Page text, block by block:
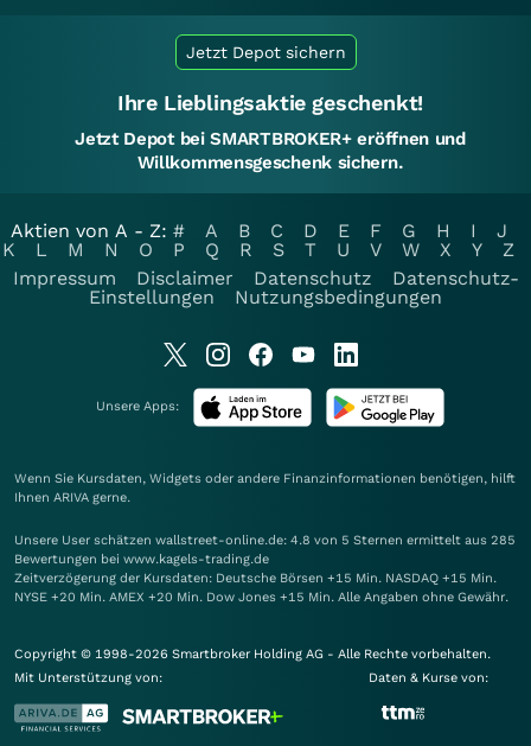
Jetzt Depot sichern
Ihre Lieblingsaktie geschenkt!
Jetzt Depot bei SMARTBROKER+ eröffnen und
Willkommensgeschenk sichern.
Aktien von A - Z: # A B C D E F G H I
J
K
L M N O P Q R S T U V W X Y
Z
Impressum
Disclaimer Datenschutz
Datenschutz-
Einstellungen
Nutzungsbedingungen
Unsere Apps:
Wenn Sie Kursdaten, Widgets oder andere Finanzinformationen benötigen, hilft
Ihnen ARIVA gerne.
Unsere User schätzen wallstreet-online.de: 4.8 von 5 Sternen ermittelt aus 285
Bewertungen bei www.kagels-trading.de
Zeitverzögerung der Kursdaten: Deutsche Börsen +15 Min. NASDAQ +15 Min.
NYSE +20 Min. AMEX +20 Min. Dow Jones +15 Min. Alle Angaben ohne Gewähr.
Copyright © 1998-2026 Smartbroker Holding AG - Alle Rechte vorbehalten.
Mit Unterstützung von:
Daten & Kurse von: